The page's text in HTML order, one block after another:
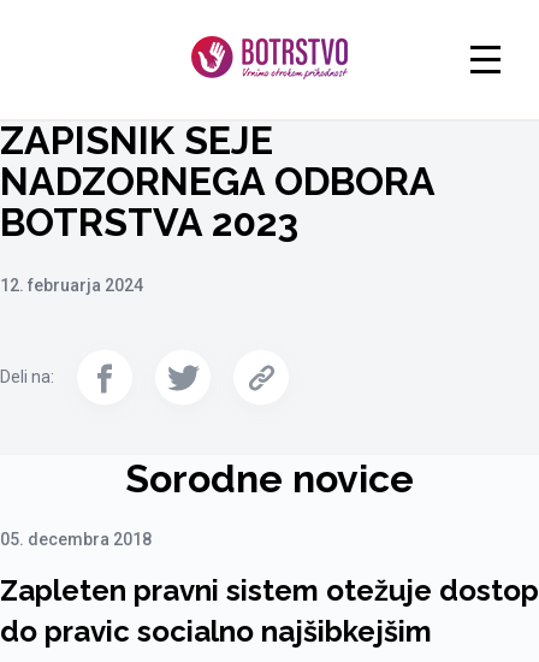
ZAPISNIK SEJE
NADZORNEGA ODBORA
BOTRSTVA 2023
12. februarja 2024
Deli na:
Sorodne novice
05. decembra 2018
Zapleten pravni sistem otežuje dostop
do pravic socialno najšibkejšim